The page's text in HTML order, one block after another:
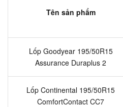
Tên sản phẩm
Lốp Goodyear 195/50R15
Assurance Duraplus 2
Lốp Continental 195/50R15
ComfortContact CC7